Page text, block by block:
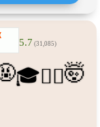
5.7 (31,085)
🎓😵‍💫🤯